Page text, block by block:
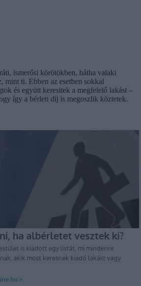
ismerősi körötökben, hátha valaki
mint ti. Ebben az esetben sokkal
és együtt keresitek a megfelelő lakást –
így a bérleti díj is megoszlik köztetek.